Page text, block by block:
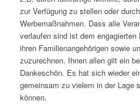
zur Verfügung zu stellen oder
Werbemaßnahmen. Dass alle
verlaufen sind ist dem
ihren Familienangehörigen sowie
zuzurechnen. Ihnen allen gilt ein
Dankeschön. Es hat sich wieder
gemeinsam zu vielem in der Lage
können.